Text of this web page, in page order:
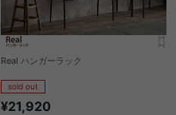
Real ハンガーラック
sold out
¥21,920